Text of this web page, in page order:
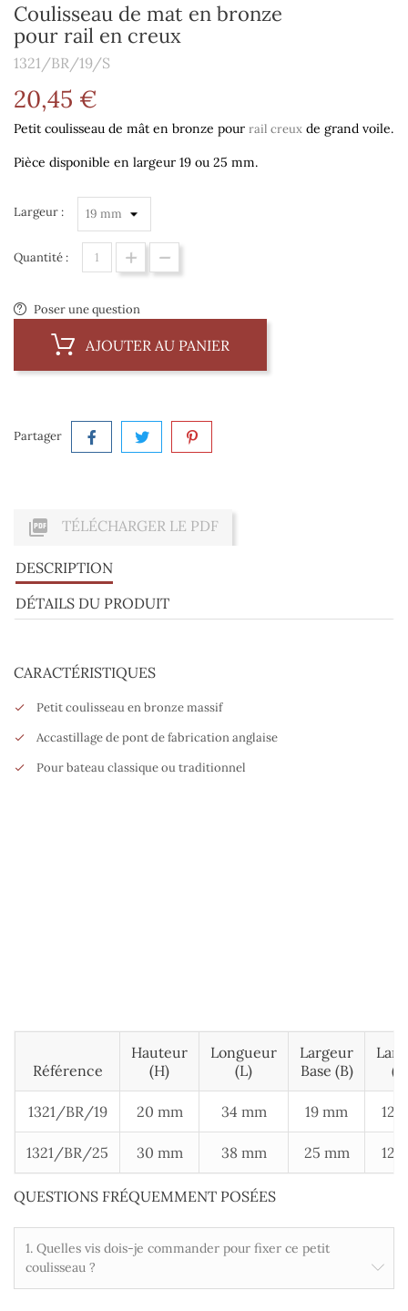
Coulisseau de mat en bronze
pour rail en creux
1321/BR/19/S
20,45 €
Petit coulisseau de mât en bronze pour rail creux de grand voile.
Pièce disponible en largeur 19 ou 25 mm.
Largeur :
Quantité :
Poser une question
AJOUTER AU PANIER
Partager
 TÉLÉCHARGER LE PDF
DESCRIPTION
DÉTAILS DU PRODUIT
CARACTÉRISTIQUES
Petit coulisseau en bronze massif
Accastillage de pont de fabrication anglaise
Pour bateau classique ou traditionnel
Référence
Hauteur
(H)
Longueur
(L)
Largeur
Base (B)
1321/BR/19 20 mm 34 mm 19 mm 12
1321/BR/25 30 mm 38 mm 25 mm 12
QUESTIONS FRÉQUEMMENT POSÉES
1. Quelles vis dois-je commander pour fixer ce petit
coulisseau ?